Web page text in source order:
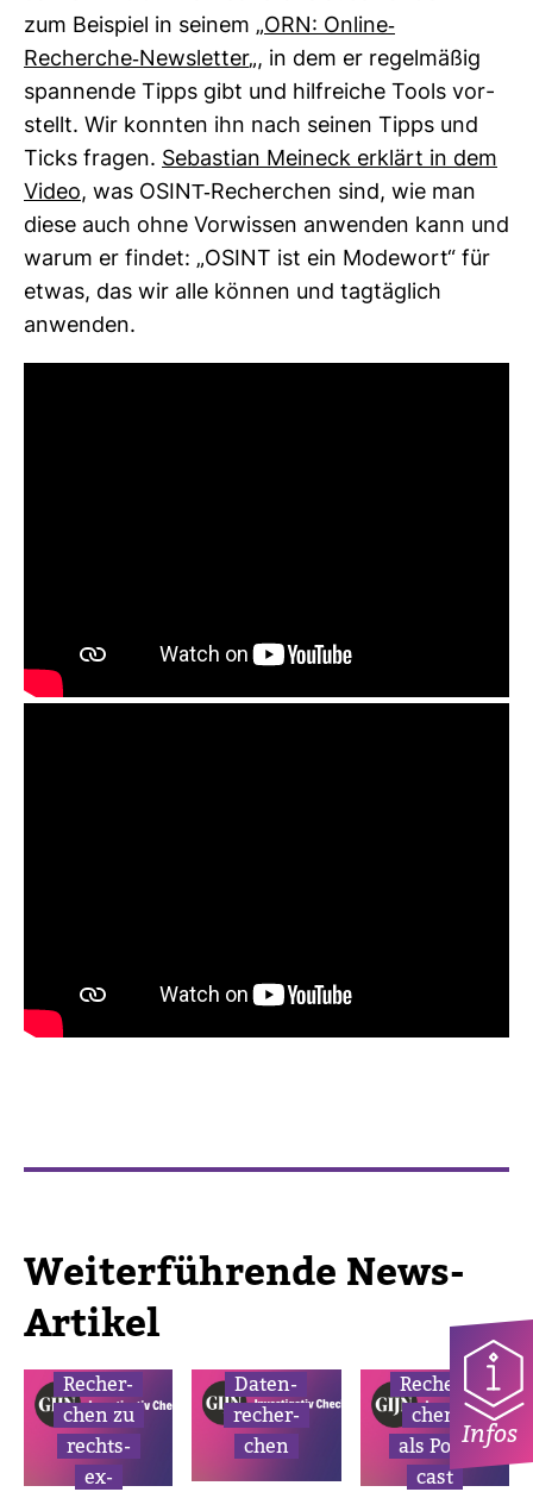
zum Bei­spiel in seinem „ORN: Online-​
Recherche-​News­letter„, in dem er regel­mäßig
span­nende Tipps gibt und hilf­reiche Tools vor­
stellt. Wir konnten ihn nach seinen Tipps und
Ticks fragen. Sebas­tian Meineck erklärt in dem
Video, was OSINT-​Recher­chen sind, wie man
diese auch ohne Vor­wissen anwenden kann und
warum er findet: „OSINT ist ein Mode­wort“ für
etwas, das wir alle können und tag­täg­lich
anwenden.
Wei­ter­füh­rende News-​
Artikel
Recher­
chen zu
rechts­
ex­
Daten­
re­cher­
chen
Recher­
chen
als Pod­
cast
Infos